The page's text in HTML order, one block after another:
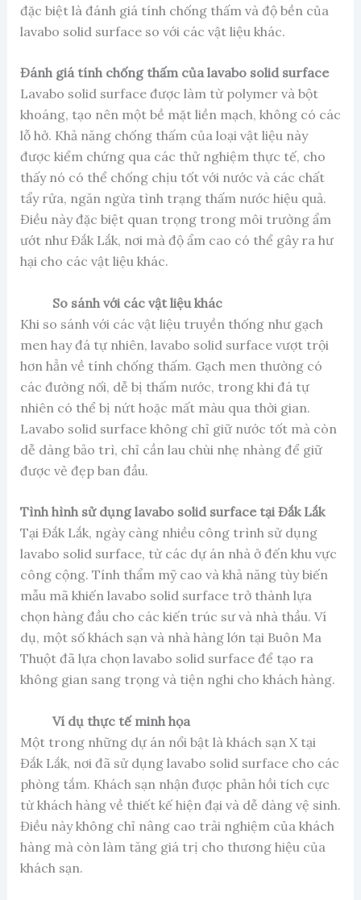
đặc biệt là đánh giá tính chống thấm và độ bền của
lavabo solid surface so với các vật liệu khác.
Đánh giá tính chống thấm của lavabo solid surface
Lavabo solid surface được làm từ polymer và bột
khoáng, tạo nên một bề mặt liền mạch, không có các
lỗ hở. Khả năng chống thấm của loại vật liệu này
được kiểm chứng qua các thử nghiệm thực tế, cho
thấy nó có thể chống chịu tốt với nước và các chất
tẩy rửa, ngăn ngừa tình trạng thấm nước hiệu quả.
Điều này đặc biệt quan trọng trong môi trường ẩm
ướt như Đắk Lắk, nơi mà độ ẩm cao có thể gây ra hư
hại cho các vật liệu khác.
So sánh với các vật liệu khác
Khi so sánh với các vật liệu truyền thống như gạch
men hay đá tự nhiên, lavabo solid surface vượt trội
hơn hẳn về tính chống thấm. Gạch men thường có
các đường nối, dễ bị thấm nước, trong khi đá tự
nhiên có thể bị nứt hoặc mất màu qua thời gian.
Lavabo solid surface không chỉ giữ nước tốt mà còn
dễ dàng bảo trì, chỉ cần lau chùi nhẹ nhàng để giữ
được vẻ đẹp ban đầu.
Tình hình sử dụng lavabo solid surface tại Đắk Lắk
Tại Đắk Lắk, ngày càng nhiều công trình sử dụng
lavabo solid surface, từ các dự án nhà ở đến khu vực
công cộng. Tính thẩm mỹ cao và khả năng tùy biến
mẫu mã khiến lavabo solid surface trở thành lựa
chọn hàng đầu cho các kiến trúc sư và nhà thầu. Ví
dụ, một số khách sạn và nhà hàng lớn tại Buôn Ma
Thuột đã lựa chọn lavabo solid surface để tạo ra
không gian sang trọng và tiện nghi cho khách hàng.
Ví dụ thực tế minh họa
Một trong những dự án nổi bật là khách sạn X tại
Đắk Lắk, nơi đã sử dụng lavabo solid surface cho các
phòng tắm. Khách sạn nhận được phản hồi tích cực
từ khách hàng về thiết kế hiện đại và dễ dàng vệ sinh.
Điều này không chỉ nâng cao trải nghiệm của khách
hàng mà còn làm tăng giá trị cho thương hiệu của
khách sạn.